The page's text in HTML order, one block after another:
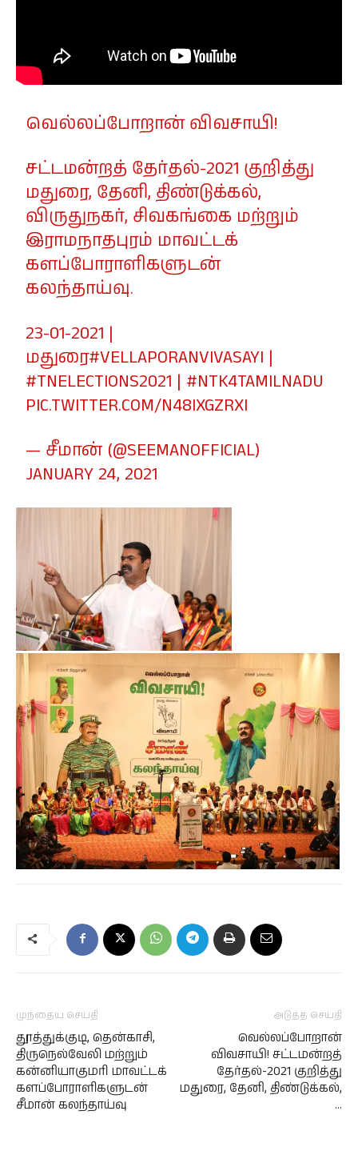
வெல்லப்போறான் விவசாயி!
சட்டமன்றத் தேர்தல்-2021 குறித்து
மதுரை, தேனி, திண்டுக்கல்,
விருதுநகர், சிவகங்கை மற்றும்
இராமநாதபுரம் மாவட்டக்
களப்போராளிகளுடன்
கலந்தாய்வு.
23-01-2021 |
மதுரை#VELLAPORANVIVASAYI |
#TNELECTIONS2021 | #NTK4TAMILNADU
PIC.TWITTER.COM/N48IXGZRXI
— சீமான் (@SEEMANOFFICIAL)
JANUARY 24, 2021
முந்தைய செய்தி
தூத்துக்குடி, தென்காசி,
திருநெல்வேலி மற்றும்
கன்னியாகுமரி மாவட்டக்
களப்போராளிகளுடன்
சீமான் கலந்தாய்வு
அடுத்த செய்தி
வெல்லப்போறான்
விவசாயி! சட்டமன்றத்
தேர்தல்-2021 குறித்து
மதுரை, தேனி, திண்டுக்கல்,
…